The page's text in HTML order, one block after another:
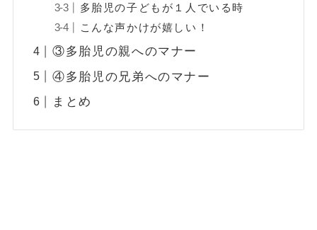
多胎児の子どもが１人でいる時
こんな声かけが嬉しい！
③多胎児の親へのマナー
④多胎児の兄弟へのマナー
まとめ